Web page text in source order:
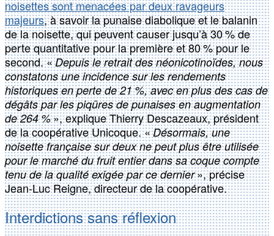
noisettes sont menacées par deux ravageurs
majeurs, à savoir la punaise diabolique et le balanin
de la noisette, qui peuvent causer jusqu’à 30 % de
perte quantitative pour la première et 80 % pour le
second. «Depuis le retrait des néonicotinoïdes, nous
constatons une incidence sur les rendements
historiques en perte de 21 %, avec en plus des cas de
dégâts par les piqûres de punaises en augmentation
de 264 %», explique Thierry Descazeaux, président
de la coopérative Unicoque. «Désormais, une
noisette française sur deux ne peut plus être utilisée
pour le marché du fruit entier dans sa coque compte
tenu de la qualité exigée par ce dernier», précise
Jean-Luc Reigne, directeur de la coopérative.
Interdictions sans réflexion